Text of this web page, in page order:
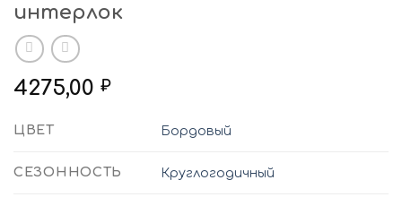
интерлок
4275,00 ₽
ЦВЕТ Бордовый
СЕЗОННОСТЬ Круглогодичный